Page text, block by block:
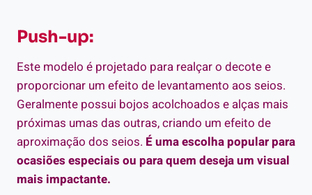
Push-up:
Este modelo é projetado para realçar o decote e
proporcionar um efeito de levantamento aos seios.
Geralmente possui bojos acolchoados e alças mais
próximas umas das outras, criando um efeito de
aproximação dos seios. É uma escolha popular para
ocasiões especiais ou para quem deseja um visual
mais impactante.